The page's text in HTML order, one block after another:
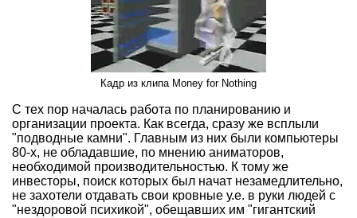
Кадр из клипа Money for Nothing
С тех пор началась работа по планированию и
организации проекта. Как всегда, сразу же всплыли
"подводные камни". Главным из них были компьютеры
80-х, не обладавшие, по мнению аниматоров,
необходимой производительностью. К тому же
инвесторы, поиск которых был начат незамедлительно,
не захотели отдавать свои кровные у.е. в руки людей с
"нездоровой психикой", обещавших им "гигантский